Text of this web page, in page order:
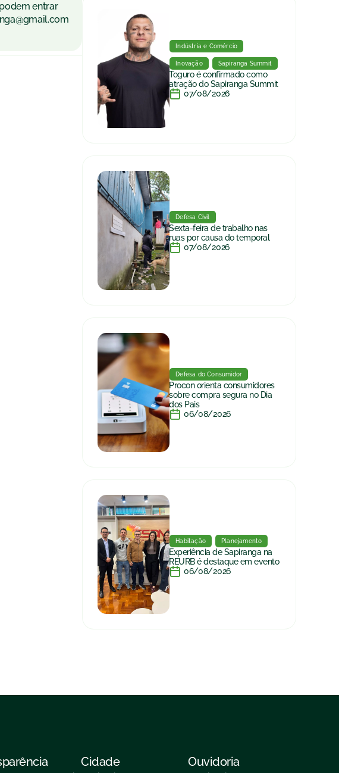
entrar
Indústria e Comércio
Inovação Sapiranga Summit
Toguro é confirmado como
atração do Sapiranga Summit
07/08/2026
Defesa Civil
Sexta-feira de trabalho nas
ruas por causa do temporal
07/08/2026
Defesa do Consumidor
Procon orienta consumidores
sobre compra segura no Dia
dos Pais
06/08/2026
Habitação Planejamento
Experiência de Sapiranga na
REURB é destaque em evento
06/08/2026
Cidade Ouvidoria